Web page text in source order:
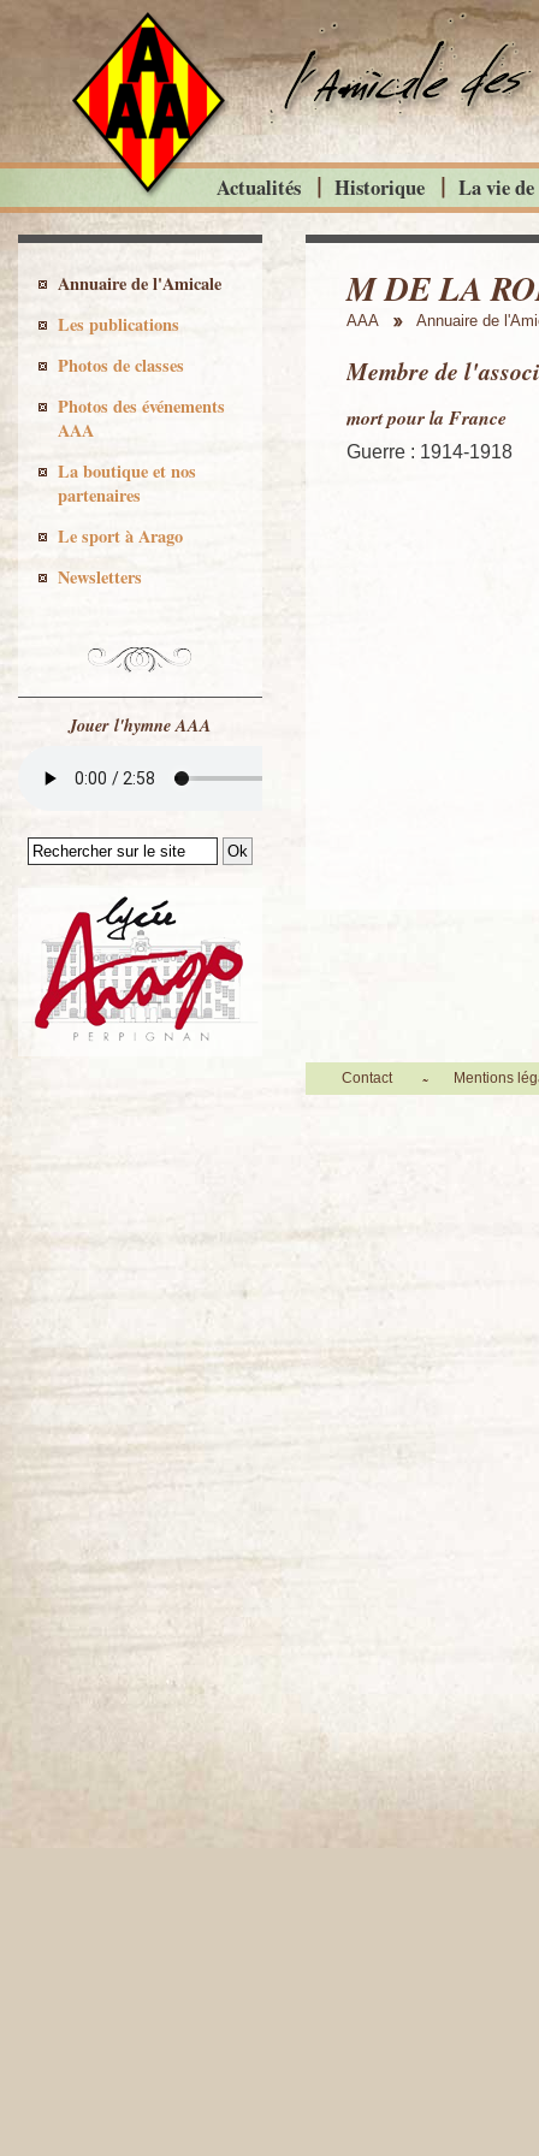
M DE LA
AAA Annuaire de
Membre de
mort pour la France
Guerre : 1914-1918
Actualités Historique La vie
Annuaire de l'Amicale
Les publications
Photos de classes
Photos des événements
AAA
La boutique et nos
partenaires
Le sport à Arago
Newsletters
Jouer l'hymne AAA
Contact Mentions